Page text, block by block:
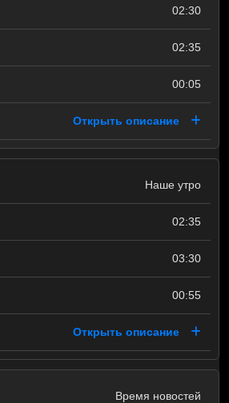
02:30
02:35
00:05
Открыть описание
Наше утро
02:35
03:30
00:55
Открыть описание
Время новостей